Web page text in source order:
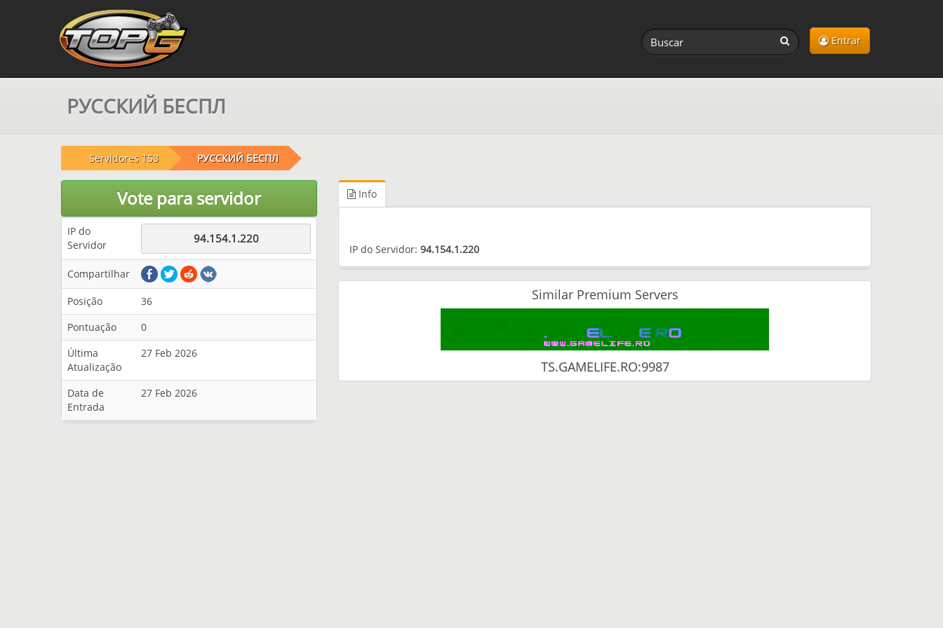
Entrar
РУССКИЙ БЕСПЛ
Servidores TS3 РУССКИЙ БЕСПЛ
Vote para servidor
IP do
Servidor
94.154.1.220
Compartilhar
Posição
36
Pontuação
0
Última
Atualização
27 Feb 2026
Data de
Entrada
27 Feb 2026
Info
IP do Servidor: 94.154.1.220
Similar Premium Servers
TS.GAMELIFE.RO:9987